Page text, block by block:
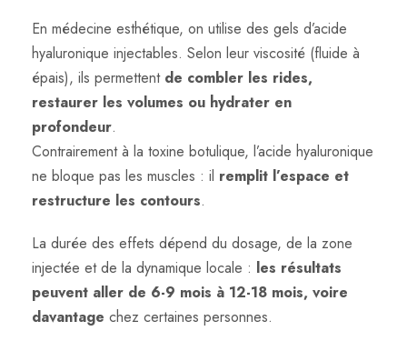
En médecine esthétique, on utilise des gels d’acide
hyaluronique injectables. Selon leur viscosité (fluide à
épais), ils permettent de combler les rides,
restaurer les volumes ou hydrater en
profondeur.
Contrairement à la toxine botulique, l’acide hyaluronique
ne bloque pas les muscles : il remplit l’espace et
restructure les contours.
La durée des effets dépend du dosage, de la zone
injectée et de la dynamique locale : les résultats
peuvent aller de 6-9 mois à 12-18 mois, voire
davantage chez certaines personnes.